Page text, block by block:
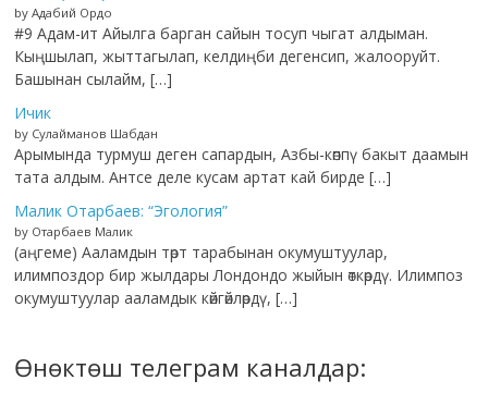
by Адабий Ордо
#9 Адам-ит Айылга барган сайын тосуп чыгат алдыман.
Кыңшылап, жыттагылап, келдиңби дегенсип, жалооруйт.
Башынан сылайм, […]
Ичик
by Сулайманов Шабдан
Арымында турмуш деген сапардын, Азбы-көппү бакыт даамын
тата алдым. Антсе деле кусам артат кай бирде […]
Малик Отарбаев: “Эгология”
by Отарбаев Малик
(аңгеме) Ааламдын төрт тарабынан окумуштуулар,
илимпоздор бир жылдары Лондондо жыйын өткөрдү. Илимпоз
окумуштуулар ааламдык көйгөйлөрдү, […]
Өнөктөш телеграм каналдар: